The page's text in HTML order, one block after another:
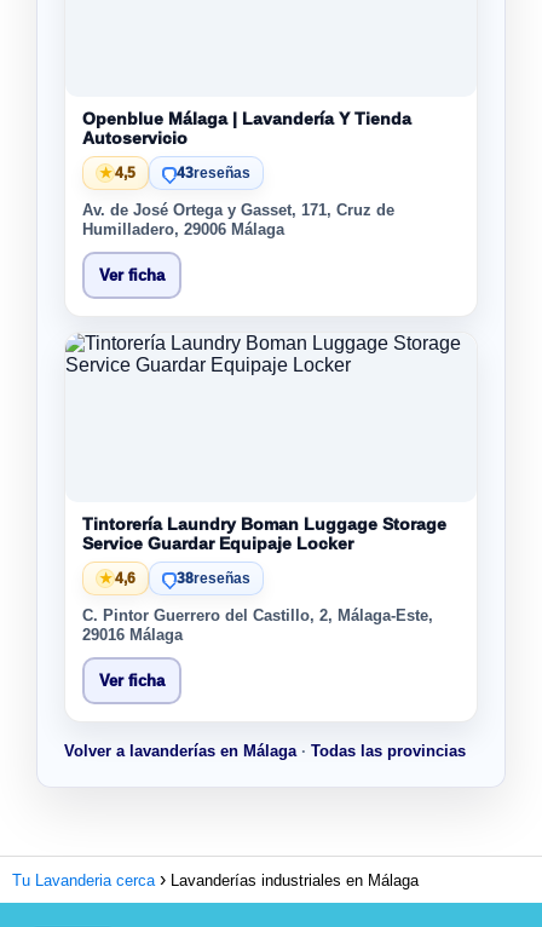
Openblue Málaga | Lavandería Y Tienda
Autoservicio
★4,5 43reseñas
Av. de José Ortega y Gasset, 171, Cruz de
Humilladero, 29006 Málaga
Ver ficha
Tintorería Laundry Boman Luggage Storage
Service Guardar Equipaje Locker
★4,6 38reseñas
C. Pintor Guerrero del Castillo, 2, Málaga-Este,
29016 Málaga
Ver ficha
Volver a lavanderías en Málaga· Todas las provincias
Tu Lavanderia cerca Lavanderías industriales en Málaga